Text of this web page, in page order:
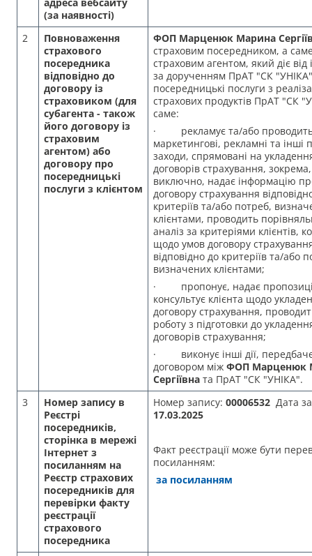
(за наявності)
2
Повноваження
страхового
посередника
відповідно до
договору із
страховиком (для
субагента - також
його договору із
страховим
агентом) або
договору про
посередницькі
послуги з клієнтом
ФОП Марценюк Марина
страховим посередником, а
страховим агентом, який діє від
за дорученням ПрАТ "СК
посередницькі послуги з
страхових продуктів ПрАТ "СК
саме:
· рекламує та/або
маркетингові, рекламні та інші
заходи, спрямовані на
договорів страхування,
виключно, надає інформацію
договору страхування
критеріїв та/або потреб,
клієнтами, проводить
аналіз за критеріями клієнтів,
щодо умов договору
відповідно до критеріїв та/або
визначених клієнтами;
· пропонує, надає
консультує клієнта щодо
договору страхування,
роботу з підготовки до
договорів страхування;
· виконує інші дії,
договором між ФОП Марценюк
Сергіївна та ПрАТ "СК "УНІКА".
3
Номер запису в
Реєстрі
посередників,
сторінка в мережі
Інтернет з
посиланням на
Реєстр страхових
посередників для
перевірки факту
реєстрації
страхового
посередника
Номер запису: 00006532 Дата
17.03.2025
Факт реєстрації може бути
посиланням:
за посиланням